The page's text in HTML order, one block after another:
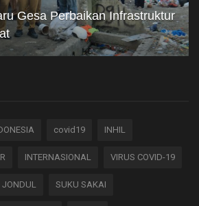
Gesa Perbaikan Infrastruktur
covid19 INHIL
INTERNASIONAL VIRUS COVID-19
JONDUL SUKU SAKAI